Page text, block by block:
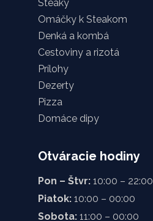
Steaky
Omáčky k Steakom
Denká a kombá
Cestoviny a rizotá
Prílohy
Dezerty
Pizza
Domáce dipy
Otváracie hodiny
Pon – Štvr: 10:00 – 22:00
Piatok: 10:00 – 00:00
Sobota: 11:00 – 00:00